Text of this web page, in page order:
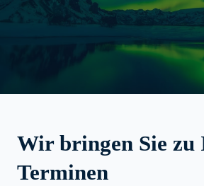
Wir bringen Sie zu
Terminen